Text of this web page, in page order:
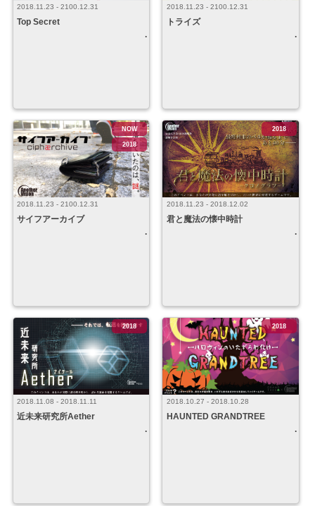
2018.11.23 - 2100.12.31
Top Secret
2018.11.23 - 2100.12.31
トライズ
2018.11.23 - 2100.12.31
サイフアーカイブ
NOW
2018
2018.11.23 - 2018.12.02
君と魔法の懐中時計
2018
2018.11.08 - 2018.11.11
近未来研究所Aether
2018
2018.10.27 - 2018.10.28
HAUNTED GRANDTREE
2018